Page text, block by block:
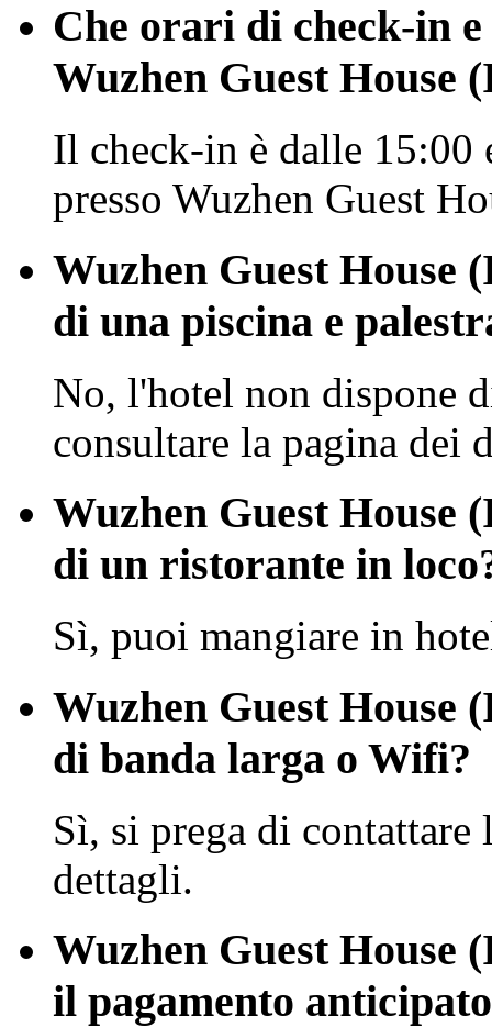
Che orari di check-in
Wuzhen Guest House
Il check-in è dalle
presso Wuzhen Guest
Wuzhen Guest House
di una piscina e
No, l'hotel non dispone
consultare la pagina dei
Wuzhen Guest House
di un ristorante in
Sì, puoi mangiare in
Wuzhen Guest House
di banda larga o Wifi?
Sì, si prega di
dettagli.
Wuzhen Guest House
il pagamento